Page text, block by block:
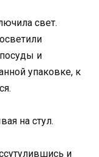
свет.
и
упаковке, к
на стул.
и